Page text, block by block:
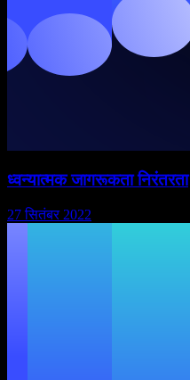
ध्वन्यात्मक जागरूकता निरंतरता
27 सितंबर 2022